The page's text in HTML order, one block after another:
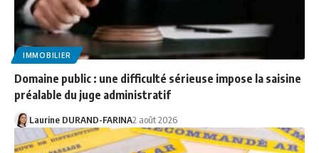
IMMOBILIER
Domaine public : une difficulté sérieuse impose la saisine
préalable du juge administratif
Laurine DURAND-FARINA2 août 2026